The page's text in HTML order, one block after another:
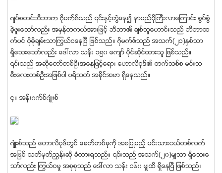
ဂ်ပ္စတင္ဘီဘာက ဂိုမက္ဇ္သည္ ၎ႏွင့္တြဲေန၍ နာမည္ပိုႀကီးလာေၾကာင္း စြပ္စြဲ
ခဲ့ဖူးေသာ္လည္း အမွန္တကယ္အားျဖင့္ ဘီဘာ၏ ခ်စ္သူေဟာင္းသည္ ဘီဘာထ
က္ပင္ ပိုမိုခ်မ္းသာႂကြယ္ဝေနၿပီ ျဖစ္သည္။ ဂိုမက္ဇ္သည္ အသက္(၂၁)ႏွစ္သာ
ရွိေသးေသာ္လည္း ေဒၚလာ သန္း ၁၅၀ ေက်ာ္ ပိုင္ဆိုင္ထားသူ ျဖစ္သည္။
၎သည္ အဆိုေတာ္တစ္ဦးအေနျဖင့္ေရာ၊ ေဟာလိဝုဒ္၏ တက္သစ္စ မင္းသ
မီးေလးတစ္ဦးအျဖစ္ပါ ပရိသတ္ အခိုင္အမာ ရွိေနသည္။
၄။ အန္းဂက္စ္ဂ်ံဳးစ္
ဂ်ံဳးစ္သည္ ေဟာလိဝုဒ္တြင္ ေခတ္တစ္ခုကို အစျပဳမည့္ မင္းသားငယ္တစ္လက္
အျဖစ္ သတ္မွတ္ညႊန္းဆို ခံထားရသည္။ ၎သည္ အသက္(၂၀)မွ်သာ ရွိေသးေ
သာ္လည္း ႂကြယ္ဝမႈ အစုစုသည္ ေဒၚလာ သန္း ၁၆၀ မွ်ထိ ရွိေနၿပီ ျဖစ္သည္။